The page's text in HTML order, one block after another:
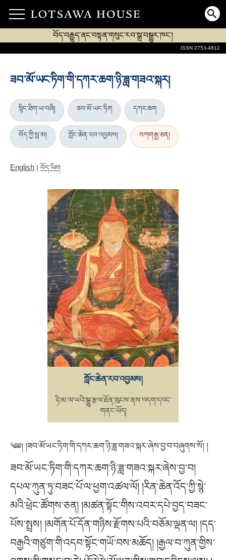
བོད་བརྒྱུད་ནང་བསྟན་གསུང་རབ་སྒྲ་བསྒྱུར་ཁང་།
ISSN 2753-4812
ཟབ་མོ་ཡང་ཏིག་གི་དཀར་ཆག་ཉི་ཟླ་གཟའ་སྐར།
སྙིང་ཐིག་ཡ་བཞི། ཟབ་མོ་ཡང་ཏིག དཀར་ཆག
བོད་ཀྱི་བླ་མ། ཀློང་ཆེན་རབ་འབྱམས། བཀག་རྒྱ་ཅན།
English | བོད་ཡིག
ཀློང་ཆེན་རབ་འབྱམས།
ཧི་མ་ལ་ཡའི་སྒྱུ་རྩལ་ཐོན་ཁུངས་ནས་བདག་དབང་
གནང་ཡོད།
༄༅། །ཟབ་མོ་ཡང་ཏིག་གི་དཀར་ཆག་ཉི་ཟླ་གཟའ་སྐར་ཞེས་བྱ་བ་བཞུགས་སོ། །
ཟབ་མོ་ཡང་ཏིག་གི་དཀར་ཆག་ཉི་ཟླ་གཟའ་སྐར་ཞེས་བྱ་བ།
དཔལ་ཀུན་ཏུ་བཟང་པོ་ལ་ཕྱག་འཚལ་ལོ། །རིན་ཆེན་འོད་ཀྱི་སྙེ་
མའི་ཕྲེང་ཚོགས་ཅན། །མཚན་སྟོང་གིས་འབར་དཔེ་བྱད་བཟང་
པོས་སྤྲས། །མགོན་པོ་དོན་གཉིས་རྫོགས་པའི་བཅོམ་ལྡན་ལ། །དད་
བརྒྱའི་གཙུག་གི་འདབ་སྟོང་གཡོ་བས་མཆོད། །རྒྱལ་བ་ཀུན་གྱིས་